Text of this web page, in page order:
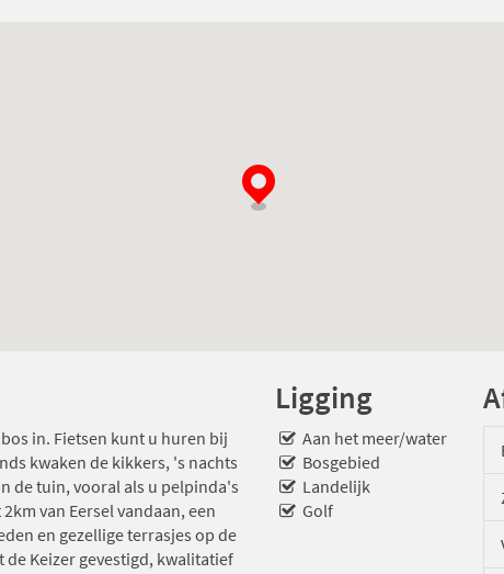
in. Fietsen kunt u huren bij
kwaken de kikkers, 's nachts
de tuin, vooral als u pelpinda's
van Eersel vandaan, een
en gezellige terrasjes op de
de Keizer gevestigd, kwalitatief
Ligging
Aan het meer/water
Bosgebied
Landelijk
Golf